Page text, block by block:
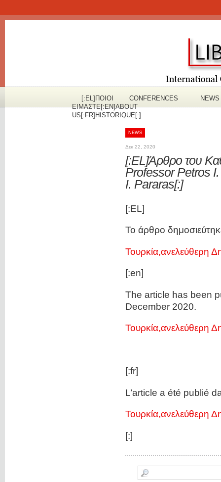
[:EL]ΠOΙΟΙ
ΕΙΜΑΣΤΕ[:EN]ABOUT
US[:FR]HISTORIQUE[:]
CONFERENCES NEWS
NEWS
Δεκ 22, 2020
[:EL]Άρθρο του
Professor Petros
I. Pararas[:]
[:EL]
Το άρθρο
Τουρκία,ανελεύθερη
[:en]
The article has been
December 2020.
Τουρκία,ανελεύθερη
[:fr]
L’article a été publié
Τουρκία,ανελεύθερη
[:]